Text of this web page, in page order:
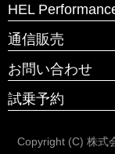
HEL
通信販売
お問い合わせ
試乗予約
Copyright (C) 株式